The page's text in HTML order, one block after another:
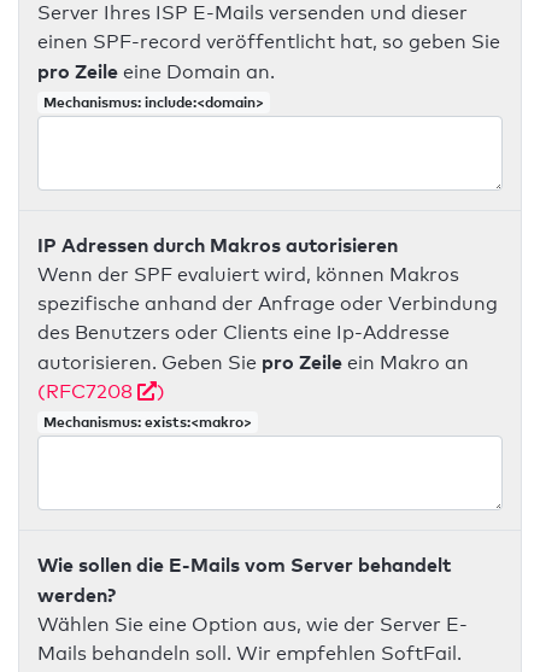
Server Ihres ISP E-Mails versenden und dieser
einen SPF-record veröffentlicht hat, so geben Sie
pro Zeile eine Domain an.
Mechanismus: include:<domain>
IP Adressen durch Makros autorisieren
Wenn der SPF evaluiert wird, können Makros
spezifische anhand der Anfrage oder Verbindung
des Benutzers oder Clients eine Ip-Addresse
autorisieren. Geben Sie pro Zeile ein Makro an
(RFC7208
)
Mechanismus: exists:<makro>
Wie sollen die E-Mails vom Server behandelt
werden?
Wählen Sie eine Option aus, wie der Server E-
Mails behandeln soll. Wir empfehlen SoftFail.